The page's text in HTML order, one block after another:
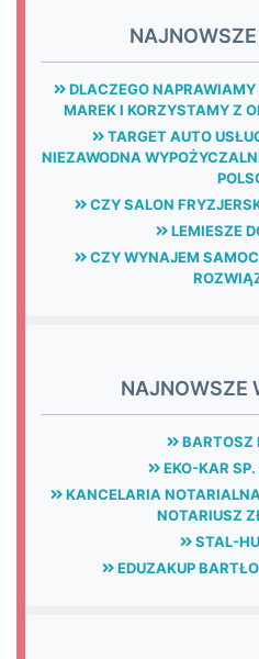
DLACZEGO
MAREK I KORZYSTAMY Z
TARGET AUTO
NIEZAWODNA
CZY SALON
LEMIESZE
CZY WYNAJEM
NAJNOWSZE
BARTOSZ
EKO-KAR SP.
KANCELARIA
NOTARIUSZ
STAL-
EDUZAKUP